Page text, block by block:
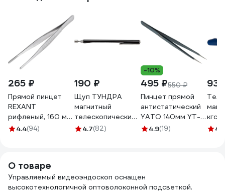
265 ₽
Прямой пинцет
REXANT
рифленый, 160 мм,
блистер 12-0366
4.4(94)
190 ₽
Щуп ТУНДРА
магнитный
телескопический
диаметр 7 мм, 135
4.7(82)
-10%
495 ₽550 ₽
Пинцет прямой
антистатический
YATO 140мм YT-
6916 37146916 092
4.9(19)
кгс
4.7
О товаре
Управляемый видеоэндоскоп оснащен
высокотехнологичной оптоволоконной подсветкой.